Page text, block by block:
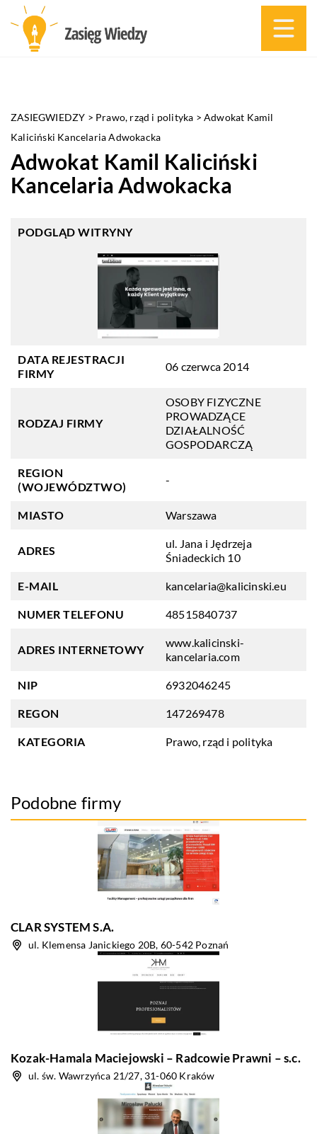
ZASIEGWIEDZY > Prawo, rząd i polityka >Adwokat Kamil
Kaliciński Kancelaria Adwokacka
Adwokat Kamil Kaliciński
Kancelaria Adwokacka
PODGLĄD WITRYNY
DATA REJESTRACJI
FIRMY
06 czerwca 2014
RODZAJ FIRMY
OSOBY FIZYCZNE
PROWADZĄCE
DZIAŁALNOŚĆ
GOSPODARCZĄ
REGION
(WOJEWÓDZTWO)
-
MIASTO Warszawa
ADRES
ul. Jana i Jędrzeja
Śniadeckich 10
E-MAIL kancelaria@kalicinski.eu
NUMER TELEFONU 48515840737
ADRES INTERNETOWY
www.kalicinski-
kancelaria.com
NIP 6932046245
REGON 147269478
KATEGORIA Prawo, rząd i polityka
Podobne firmy
CLAR SYSTEM S.A.
ul. Klemensa Janickiego 20B, 60-542 Poznań
Kozak-Hamala Maciejowski – Radcowie Prawni – s.c.
ul. św. Wawrzyńca 21/27, 31-060 Kraków